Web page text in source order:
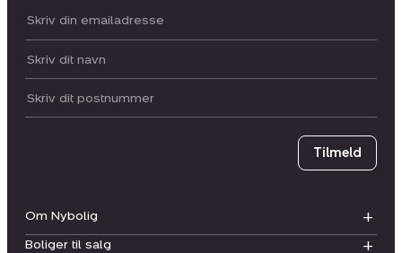
Om Nybolig
Boliger til salg
Din email:
Dit navn:
Postnummer
Tilmeld